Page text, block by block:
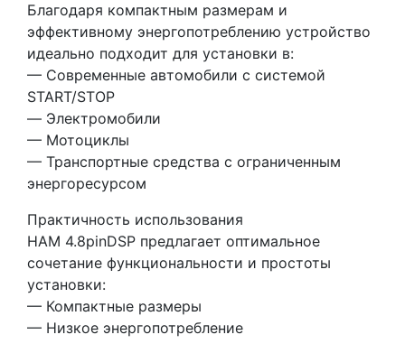
Благодаря компактным размерам и
эффективному энергопотреблению устройство
идеально подходит для установки в:
— Современные автомобили с системой
START/STOP
— Электромобили
— Мотоциклы
— Транспортные средства с ограниченным
энергоресурсом
Практичность использования
HAM 4.8pinDSP предлагает оптимальное
сочетание функциональности и простоты
установки:
— Компактные размеры
— Низкое энергопотребление